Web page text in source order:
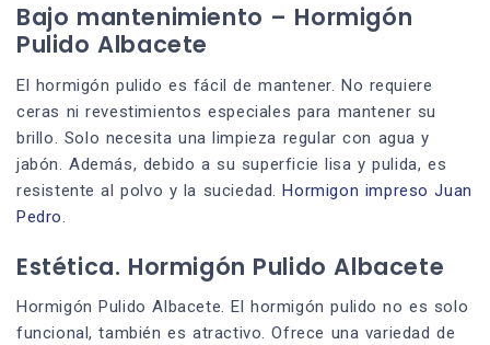
Bajo mantenimiento – Hormigón
Pulido Albacete
El hormigón pulido es fácil de mantener. No requiere
ceras ni revestimientos especiales para mantener su
brillo. Solo necesita una limpieza regular con agua y
jabón. Además, debido a su superficie lisa y pulida, es
resistente al polvo y la suciedad.Hormigon impreso Juan
Pedro.
Estética. Hormigón Pulido Albacete
Hormigón Pulido Albacete. El hormigón pulido no es solo
funcional, también es atractivo. Ofrece una variedad de